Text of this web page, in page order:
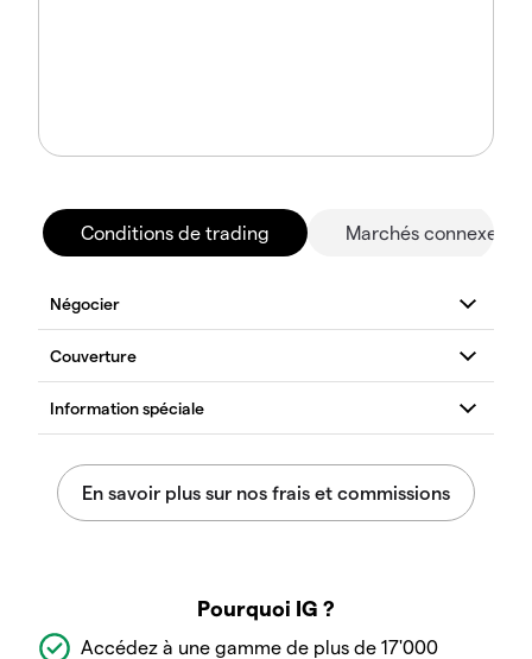
Conditions de trading Marchés connexes
Pourquoi IG ?
Accédez à une gamme de plus de 17'000